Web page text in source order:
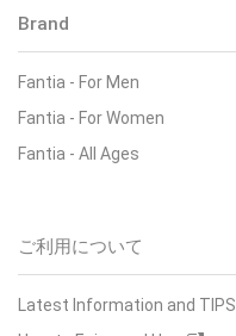
Brand
Fantia - For Men
Fantia - For Women
Fantia - All Ages
ご利用について
Latest Information and TIPS